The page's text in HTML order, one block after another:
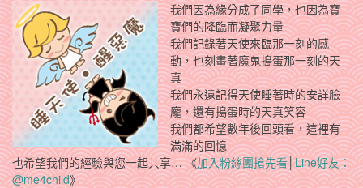
我們因為緣分成了同學，也因為寶
寶們的降臨而凝聚力量
我們記錄著天使來臨那一刻的感
動，也刻畫著魔鬼搗蛋那一刻的天
真
我們永遠記得天使睡著時的安詳臉
龐，還有搗蛋時的天真笑容
我們都希望數年後回頭看，這裡有
滿滿的回憶
也希望我們的經驗與您一起共享… 《加入粉絲團搶先看│Line好友：
@me4child》